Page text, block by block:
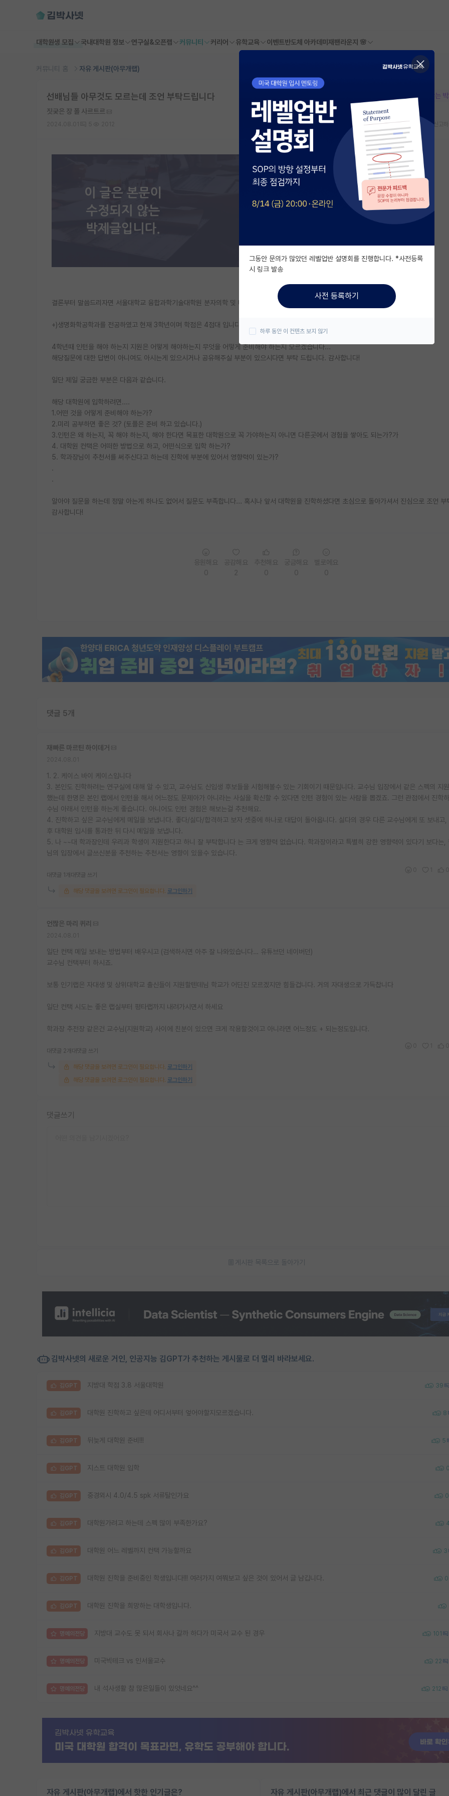
대학원생 모집 국내대학원 정보 연구실&오픈랩 커뮤니티 커리어 유학교육 이벤트반도체 아카데미 재팬라운지 🌸
커뮤니티 홈 자유 게시판(아무개랩)
본문이 수정되지 않는
선배님들 아무것도 모르는데 조언 부탁드립니다
짓궂은 장 폴 사르트르
스크랩 신고
결론부터 말씀드리자면 서울대학교 융합과학기술대학원 분자의학 및 바이오제약학과에 진학하고 싶습니다.
+)생명화학공학과를 전공하였고 현재 3학년이며 학점은 4점대 입니다. 재학중인 대학교는 네임벨류가 높지 않습니다.
4학년때 인턴을 해야 하는지 지원은 어떻게 해야하는지 무엇을 어떻게 준비해야 하는지 모르겠습니다...
해당질문에 대한 답변이 아니여도 아시는게 있으시거나 공유해주실 부분이 있으시다면 부탁 드립니다. 감사합니다!
일단 제일 궁금한 부분은 다음과 같습니다.
해당 대학원에 입학하려면....
1.어떤 것을 어떻게 준비해야 하는가?
2.미리 공부하면 좋은 것? (토플은 준비 하고 있습니다.)
3.인턴은 왜 하는지, 꼭 해야 하는지, 해야 한다면 목표한 대학원으로 꼭 가야하는지 아니면 다른곳에서 경험을 쌓아도 되는가?가
4. 대학원 컨택은 어떠한 방법으로 하고, 어떤식으로 입학 하는가?
5. 학과장님이 추천서를 써주신다고 하는데 진학에 부분에 있어서 영향력이 있는가?
.
.
알아야 질문을 하는데 정말 아는게 하나도 없어서 질문도 부족합니다... 혹시나 앞서 대학원을 진학하셨다면 초심으로 돌아가셔서 진심으로 조언 부
감사합니다!
댓글 5개
재빠른 마르틴 하이데거
1. 2. 케이스 바이 케이스입니다
3. 본인도 진학하려는 연구실에 대해 알 수 있고, 교수님도 신입생 후보들을 시험해볼수 있는 기회이기 때문입니다. 교수님 입장에서 같은 스펙의 지
했는데 한명은 본인 랩에서 인턴을 해서 어느정도 문제아가 아니라는 사실을 확신할 수 있다면 인턴 경험이 있는 사람을 뽑겠죠. 그런 관점에서 진학
수님 아래서 인턴을 하는게 좋습니다. 아니어도 인턴 경험은 해보는걸 추천해요.
4. 진학하고 싶은 교수님에게 메일을 보냅니다. 좋다/싫다/합격하고 보자 셋중에 하나로 대답이 돌아옵니다. 싫다의 경우 다른 교수님에게 또 보내고
후 대학원 입시를 통과한 뒤 다시 메일을 보냅니다.
5. 나 ~~대 학과장인데 우리과 학생이 지원한다고 하니 잘 부탁합니다 는 크게 영향력 없습니다. 학과장이라고 특별히 강한 영향력이 있다기 보다는,
님의 입장에서 글쓰신분을 추천하는 추천서는 영향이 있을수 있습니다.
대댓글 1개 대댓글 쓰기
해당 댓글을 보려면 로그인이 필요합니다. 로그인하기
언짢은 마리 퀴리
일단 컨택 메일 보내는 방법부터 배우시고 (검색하시면 아주 잘 나와있습니다… 유튜브던 네이버던)
교수님 컨택부터 하시죠.
보통 인기랩은 자대생 및 상위대학교 출신들이 지원할텐데님 학교가 어딘진 모르겠지만 힘들겁니다. 거의 자대생으로 가득찹니다
일단 컨택 시도는 좋은 랩실부터 평타랩까지 내려가시면서 하세요
학과장 추전장 같은건 교수님(지원학교) 사이에 친분이 있으면 크게 작용할것이고 아니라면 어느정도 + 되는정도입니다.
대댓글 2개 대댓글 쓰기
해당 댓글을 보려면 로그인이 필요합니다. 로그인하기
해당 댓글을 보려면 로그인이 필요합니다. 로그인하기
댓글쓰기
게시판 목록으로 돌아가기
김박사넷의 새로운 거인, 인공지능 김GPT가 추천하는 게시물로 더 멀리 바라보세요.
김GPT 지방대 학점 3.8 서울대학원 39
김GPT 대학원 진학하고 싶은데 어디서부터 엎어야할지모르겠습니다. 8
김GPT 뒤늦게 대학원 준비!!! 5
김GPT 지스트 대학원 입학
김GPT 중경외시 4.0/4.5 spk 서류탈인가요 0
김GPT 대학원가려고 하는데 스펙 많이 부족한가요?
김GPT 대학원 어느 레벨까지 컨택 가능할까요 3
김GPT 대학원 진학을 준비중인 학생입니다!!! 여러가지 여쭤보고 싶은 것이 있어서 글 남깁니다. 0
김GPT 대학원 진학을 희망하는 대학생입니다.
명예의전당 지방대 교수도 못 되서 회사나 갈까 하다가 미국서 교수 된 경우 101
명예의전당 미국빅테크 vs 인서울교수 22
명예의전당 내 석사생활 참 많은일들이 있엇네요^^ 212
자유 게시판(아무개랩)에서 핫한 인기글은? 자유 게시판(아무개랩)에서 최근 댓글이 많이 달린 글
그동안 문의가 많았던 레벨업반 설명회를 진행합니다. *사전등록
시 링크 발송
사전 등록하기
하루 동안 이 컨텐츠 보지 않기